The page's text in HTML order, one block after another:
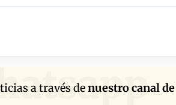
a través denuestro canal